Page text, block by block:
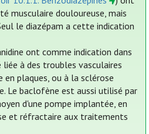
musculaire douloureuse, mais
le diazépam a cette indication
ont comme indication dans
liée à des troubles vasculaires
en plaques, ou à la sclérose
Le baclofène est aussi utilisé par
d'une pompe implantée, en
et réfractaire aux traitements